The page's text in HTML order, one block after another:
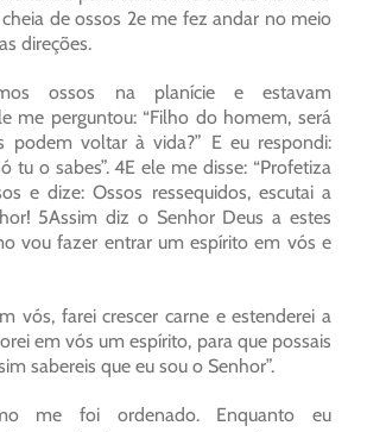
de ossos 2e me fez andar no meio
direções.
ossos na planície e estavam
me perguntou: “Filho do homem, será
podem voltar à vida?” E eu respondi:
tu o sabes”. 4E ele me disse: “Profetiza
e dize: Ossos ressequidos, escutai a
5Assim diz o Senhor Deus a estes
vou fazer entrar um espírito em vós e
vós, farei crescer carne e estenderei a
em vós um espírito, para que possais
sabereis que eu sou o Senhor”.
me foi ordenado. Enquanto eu